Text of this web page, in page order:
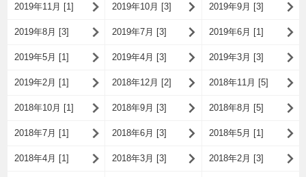
2019年11月 [1] 2019年10月 [3] 2019年9月 [3]
2019年8月 [3] 2019年7月 [3] 2019年6月 [1]
2019年5月 [1] 2019年4月 [3] 2019年3月 [3]
2019年2月 [1] 2018年12月 [2] 2018年11月 [5]
2018年10月 [1] 2018年9月 [3] 2018年8月 [5]
2018年7月 [1] 2018年6月 [3] 2018年5月 [1]
2018年4月 [1] 2018年3月 [3] 2018年2月 [3]